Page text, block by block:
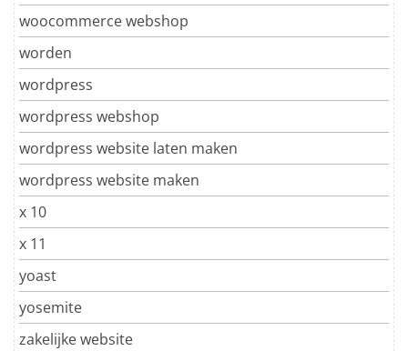
woocommerce webshop
worden
wordpress
wordpress webshop
wordpress website laten maken
wordpress website maken
x 10
x 11
yoast
yosemite
zakelijke website